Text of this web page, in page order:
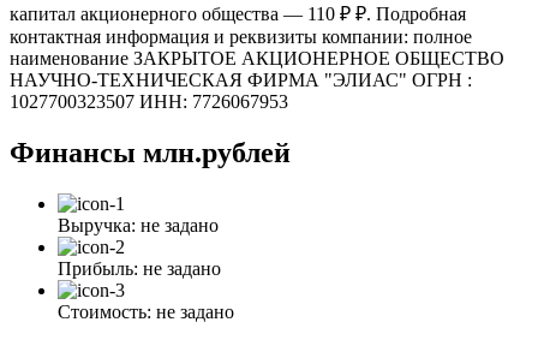
капитал акционерного общества — 110 ₽ ₽. Подробная
контактная информация и реквизиты компании: полное
наименование ЗАКРЫТОЕ АКЦИОНЕРНОЕ ОБЩЕСТВО
НАУЧНО-ТЕХНИЧЕСКАЯ ФИРМА "ЭЛИАС" ОГРН :
1027700323507 ИНН: 7726067953
Финансы млн.рублей
Выручка: не задано
Прибыль: не задано
Стоимость: не задано